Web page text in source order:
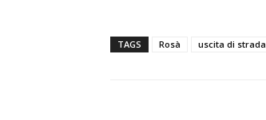
TAGS Rosà uscita di strada